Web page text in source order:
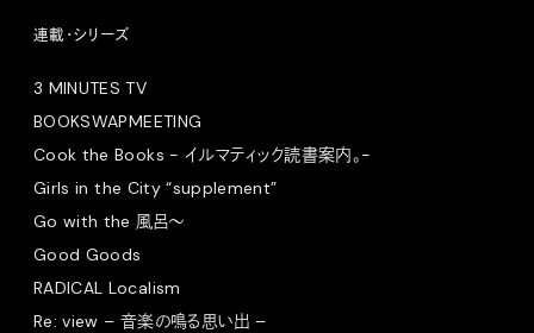
連載・シリーズ
3 MINUTES TV
BOOKSWAPMEETING
Cook the Books - イルマティック読書案内。-
Girls in the City “supplement”
Go with the 風呂〜
Good Goods
RADICAL Localism
Re: view – 音楽の鳴る思い出 –